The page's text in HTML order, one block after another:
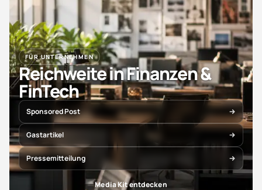
FÜR UNTERNEHMEN
Reichweite in Finanzen &
FinTech
Sponsored Post
Gastartikel
Pressemitteilung
Media Kit entdecken